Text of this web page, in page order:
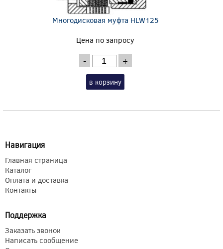
Многодисковая муфта HLW125
Цена по запросу
- +
в корзину
Навигация
Главная страница
Каталог
Оплата и доставка
Контакты
Поддержка
Заказать звонок
Написать сообщение